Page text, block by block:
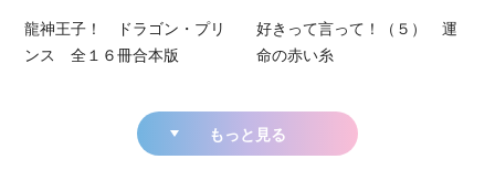
龍神王子！ ドラゴン・プリ
ンス 全１６冊合本版
好きって言って！（５） 運
命の赤い糸
もっと見る